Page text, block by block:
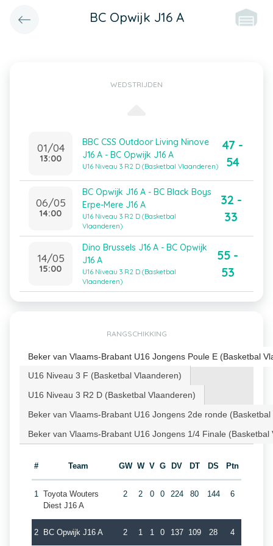
BC Opwijk J16 A
WEDSTRIJDEN
01/04
13:00
BBC CSS Outdoor Living Ninove
J16 A - BC Opwijk J16 A
U16 Niveau 3 R2 D (Basketbal Vlaanderen)
47 -
54
06/05
14:00
BC Opwijk J16 A - BC Black Boys
Erpe-Mere J16 A
U16 Niveau 3 R2 D (Basketbal
Vlaanderen)
32 -
33
14/05
15:00
Dino Brussels J16 A - BC Opwijk
J16 A
U16 Niveau 3 R2 D (Basketbal
Vlaanderen)
55 -
53
RANGSCHIKKING
Beker van Vlaams-Brabant U16 Jongens Poule E (Basketbal
U16 Niveau 3 F (Basketbal Vlaanderen)
U16 Niveau 3 R2 D (Basketbal Vlaanderen)
Beker van Vlaams-Brabant U16 Jongens 2de ronde
Beker van Vlaams-Brabant U16 Jongens 1/4 Finale (Basketbal
# Team GW W V G DV DT DS Ptn
1 Toyota Wouters
Diest J16 A
2 2 0 0 224 80 144 6
2 BC Opwijk J16 A 2 1 1 0 137 109 28 4